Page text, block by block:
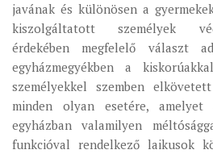
javának és különösen a
kiszolgáltatott személyek
érdekében megfelelő választ
egyházmegyékben a
személyekkel szemben
minden olyan esetére,
egyházban valamilyen
funkcióval rendelkező laikusok